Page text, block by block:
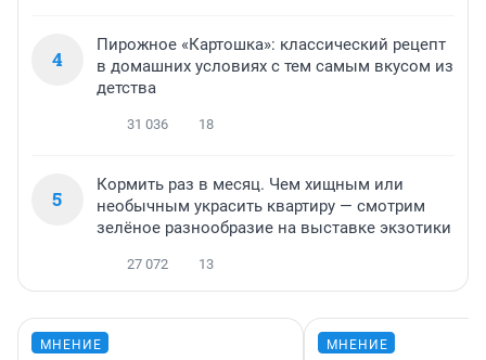
4
Пирожное «Картошка»: классический рецепт
в домашних условиях с тем самым вкусом из
детства
31 036 18
5
Кормить раз в месяц. Чем хищным или
необычным украсить квартиру — смотрим
зелёное разнообразие на выставке экзотики
27 072 13
МНЕНИЕ МНЕНИЕ